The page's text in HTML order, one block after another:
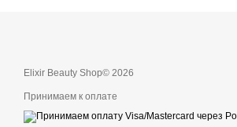
Elixir Beauty Shop© 2026
Принимаем к оплате